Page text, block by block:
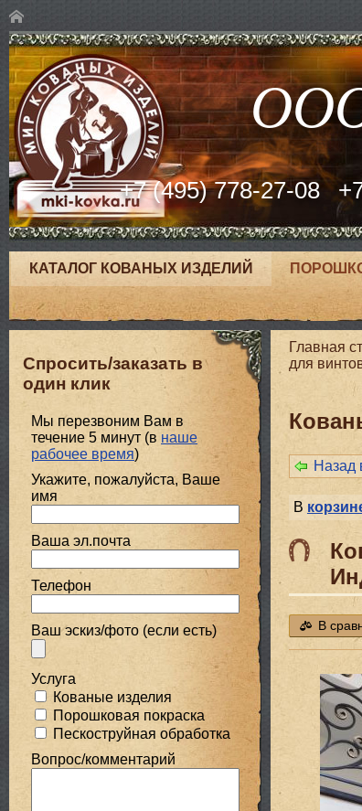
ООО
+7 (495) 778-27-08
КАТАЛОГ КОВАНЫХ ИЗДЕЛИЙ
Главная
для
Назад
В
В
Спросить/заказать в
один клик
Мы перезвоним Вам в
течение 5 минут (в наше
рабочее время)
Укажите, пожалуйста, Ваше
имя
Ваша эл.почта
Телефон
Ваш эскиз/фото (если есть)
Услуга
Кованые изделия
Порошковая покраска
Пескоструйная обработка
Вопрос/комментарий